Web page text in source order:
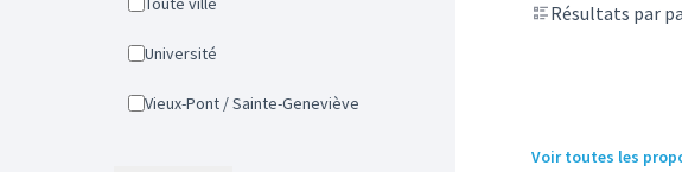
Université
Vieux-Pont / Sainte-Geneviève
Résultats par
Voir toutes les